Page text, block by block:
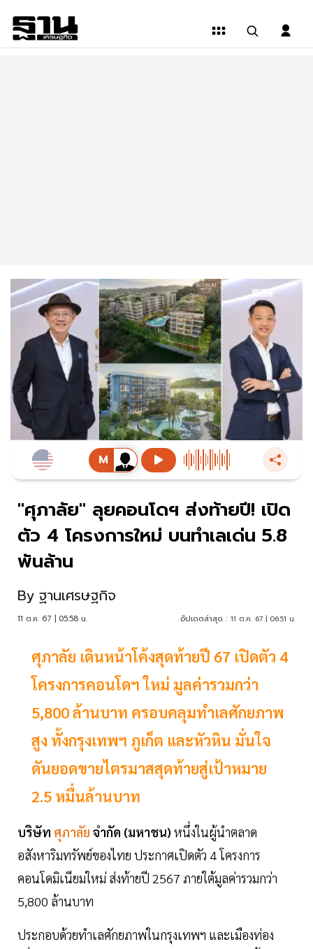
"ศุภาลัย" ลุยคอนโดฯ ส่งท้ายปี! เปิด
ตัว 4 โครงการใหม่ บนทำเลเด่น 5.8
พันล้าน
By ฐานเศรษฐกิจ
11 ต.ค. 67 | 05:58 น. อัปเดตล่าสุด : 11 ต.ค. 67 | 06:51 น.
ศุภาลัย เดินหน้าโค้งสุดท้ายปี 67 เปิดตัว 4
โครงการคอนโดฯ ใหม่ มูลค่ารวมกว่า
5,800 ล้านบาท ครอบคลุมทำเลศักยภาพ
สูง ทั้งกรุงเทพฯ ภูเก็ต และหัวหิน มั่นใจ
ดันยอดขายไตรมาสสุดท้ายสู่เป้าหมาย
2.5 หมื่นล้านบาท
บริษัท ศุภาลัย จำกัด (มหาชน) หนึ่งในผู้นำตลาด
อสังหาริมทรัพย์ของไทย ประกาศเปิดตัว 4 โครงการ
คอนโดมิเนียมใหม่ ส่งท้ายปี 2567 ภายใต้มูลค่ารวมกว่า
5,800 ล้านบาท
ประกอบด้วยทำเลศักยภาพในกรุงเทพฯ และเมืองท่อง